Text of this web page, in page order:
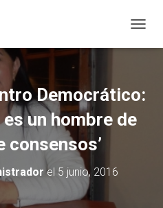
Democrático:
un hombre de
consensos’
el 5 junio, 2016